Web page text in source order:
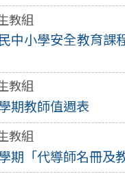
教組
中小學安全教育課
教組
期教師值週表
教組
期「代導師名冊及